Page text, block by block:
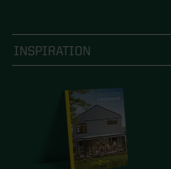
INSPIRATION